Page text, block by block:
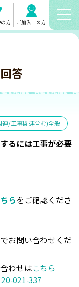
の方 ご加入中の方
答
連/工事関連含む)全般
るには工事が必要
らをご確認くださ
お問い合わせくだ
わせはこちら
021-337